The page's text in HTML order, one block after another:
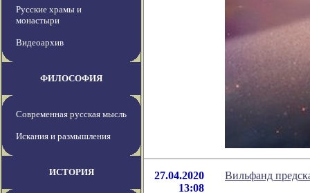
Русские храмы и
монастыри
Видеоархив
ФИЛОСОФИЯ
Современная русская мысль
Искания и размышления
ИСТОРИЯ
27.04.2020
13:08
Вильфанд